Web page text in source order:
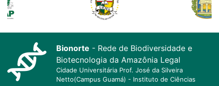
Bionorte - Rede de Biodiversidade e
Biotecnologia da Amazônia Legal
Cidade Universitária Prof. José da Silveira
Netto(Campus Guamá) - Instituto de Ciências